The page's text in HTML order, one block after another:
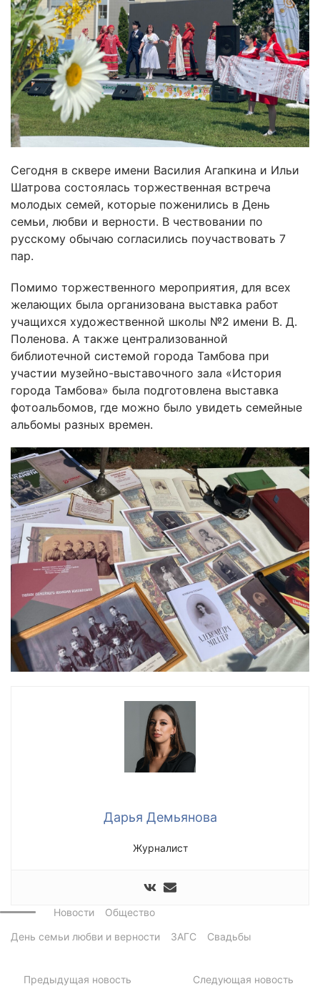
Сегодня в сквере имени Василия Агапкина и Ильи
Шатрова состоялась торжественная встреча
молодых семей, которые поженились в День
семьи, любви и верности. В чествовании по
русскому обычаю согласились поучаствовать 7
пар.
Помимо торжественного мероприятия, для всех
желающих была организована выставка работ
учащихся художественной школы №2 имени В. Д.
Поленова. А также централизованной
библиотечной системой города Тамбова при
участии музейно-выставочного зала «История
города Тамбова» была подготовлена выставка
фотоальбомов, где можно было увидеть семейные
альбомы разных времен.
Дарья Демьянова
Журналист
Новости
Общество
День семьи любви и верности
ЗАГС Свадьбы
Предыдущая новость Следующая новость